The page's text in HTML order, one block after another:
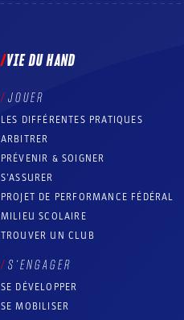
VIE DU HAND
JOUER
LES DIFFÉRENTES PRATIQUES
ARBITRER
PRÉVENIR & SOIGNER
S’ASSURER
PROJET DE PERFORMANCE FÉDÉRAL
MILIEU SCOLAIRE
TROUVER UN CLUB
S’ENGAGER
SE DÉVELOPPER
SE MOBILISER